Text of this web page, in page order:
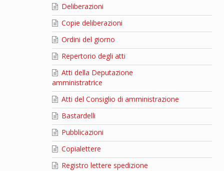
Deliberazioni
Copie deliberazioni
Ordini del giorno
Repertorio degli atti
Atti della Deputazione
amministratrice
Atti del Consiglio di amministrazione
Bastardelli
Pubblicazioni
Copialettere
Registro lettere spedizione